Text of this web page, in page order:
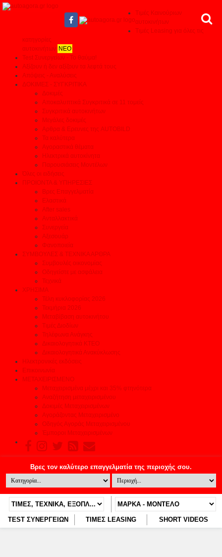
Τιμές Καινούριων
αυτοκινήτων
Τιμές Leasing για όλες τις
κατηγορίες
αυτοκινήτων ΝΕΟ
Test Συνεργείων - Το θαύμα!
Αξίζουν ή δεν αξίζουν τα λεφτά τους
Απόψεις - Αναλύσεις
ΔΟΚΙΜΕΣ - ΣΥΓΚΡΙΤΙΚΑ
Δοκιμές
Αποκαλυπτικά Συγκριτικά σε 11 τομείς
Συγκριτικά αυτοκινήτων
Μεγάλες δοκιμές
Αρθρα & Ερευνες της AUTOBILD
Τα καλύτερα
Αγοραστικά θέματα
Ηλεκτρικά αυτοκίνητα
Παρουσιάσεις Μοντέλων
Όλες οι ειδήσεις
ΠΡΟΙΟΝΤΑ & ΥΠΗΡΕΣΙΕΣ
Βρες Επαγγελματία
Ελαστικά
After sales
Ανταλλακτικά
Συνεργεία
Αξεσουάρ
Φανοποιεία
ΣΥΜΒΟΥΛΕΣ & ΤΕΧΝΙΚΑ ΑΡΘΡΑ
Συμβουλές οικονομίας
Οδηγείστε με ασφάλεια
Τεχνικά
ΧΡΗΣΙΜΑ
Τέλη κυκλοφορίας 2026
Τεκμήρια 2026
Μεταβίβαση αυτοκινήτου
Τιμές Διοδίων
Τηλέφωνα Ανάγκης
Δικαιολογητικά ΚΤΕΟ
Δικαιολογητικά Ανακύκλωσης
Ηλεκτρονικές εκδόσεις
Επικοινωνία
ΜΕΤΑΧΕΙΡΙΣΜΕΝΟ
Μεταχειρισμένα μέχρι και 35% φτηνότερα
Αναζήτηση μεταχειρισμένου
Δοκιμές Μεταχειρισμένων
Αγοράζοντας Μεταχειρισμένο
Οδηγός Αγοράς Μεταχειρισμένου
Έμποροι Μεταχειρισμένων
TEST ΣΥΝΕΡΓΕΙΩΝ ΤΙΜΕΣ LEASING SHORT VIDEOS